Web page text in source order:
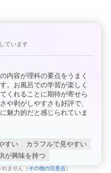
ています
内容が理科の要点をうまく
。お風呂での学習が楽しく
くれることに期待が寄せら
や剥がしやすさも好評で、
魅力的だと感じられていま
すい
カラフルで見やすい
が興味を持つ
ません（ その他の注意点 ）